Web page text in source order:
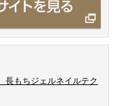
もちジェルネイルテク